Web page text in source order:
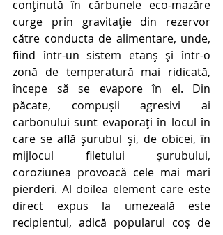
conținută în cărbunele eco-mazăre
curge prin gravitație din rezervor
către conducta de alimentare, unde,
fiind într-un sistem etanș și într-o
zonă de temperatură mai ridicată,
începe să se evapore în el. Din
păcate, compușii agresivi ai
carbonului sunt evaporați în locul în
care se află șurubul și, de obicei, în
mijlocul filetului șurubului,
coroziunea provoacă cele mai mari
pierderi. Al doilea element care este
direct expus la umezeală este
recipientul, adică popularul coș de